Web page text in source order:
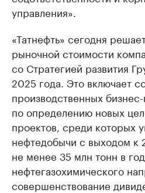
управления».
«Татнефть» сегодня
рыночной стоимости
со Стратегией развития
2025 года. Это включает
производственных
по определению новых
проектов, среди которых
нефтедобычи с выходом к
не менее 35 млн тонн в
нефтегазохимического
совершенствование